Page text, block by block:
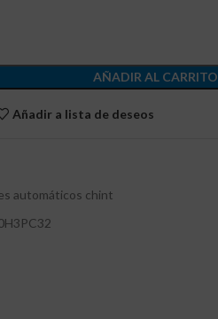
AÑADIR AL CARRITO
Añadir a lista de deseos
automáticos chint